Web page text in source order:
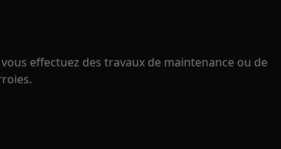
effectuez des travaux de maintenance ou de